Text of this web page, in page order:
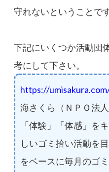
守れないということです
下記にいくつか活動団
考にして下さい。
https://
海さくら（ＮＰＯ法
「体験」「体感」を
しいゴミ拾い活動を
をベースに毎月のゴ